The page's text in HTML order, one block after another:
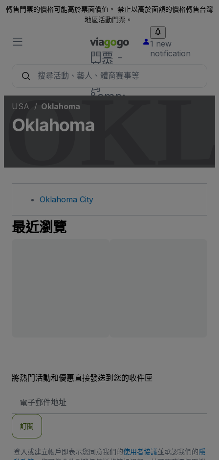
轉售門票的價格可能高於票面價值。 禁止以高於面額的價格轉售台灣
地區活動門票。
門票 -
音樂
會、體
育
&amp;
viagogo
票務市
1 new
notification
USA Oklahoma
Oklahoma
Oklahoma City
最近瀏覽
將熱門活動和優惠直接發送到您的收件匣
子
地
訂閱
登入或建立帳戶即表示您同意我們的使用者協議並承認我們的隱